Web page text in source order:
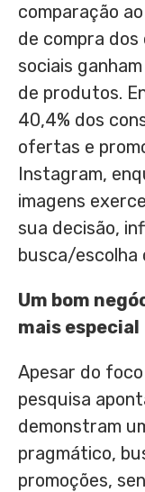
comparação
de compra
sociais
de produtos.
40,4% dos
ofertas e
Instagram,
imagens
sua decisão,
busca/escolha
Um bom
mais especial
Apesar do
pesquisa
demonstram
pragmático,
promoções,